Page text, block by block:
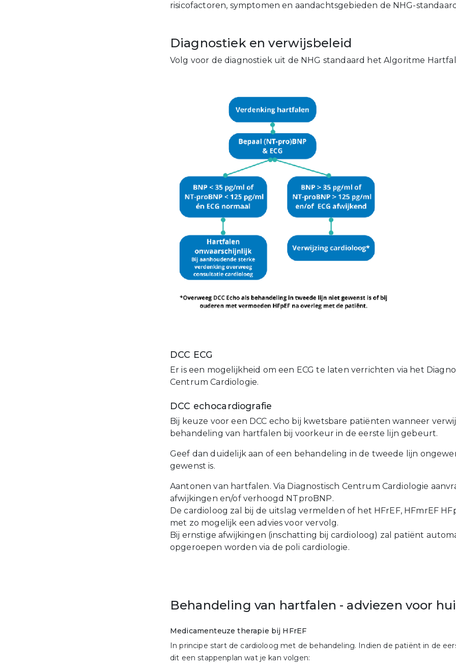
risicofactoren, symptomen en aandachtsgebieden de NHG-
Diagnostiek en verwijsbeleid
Volg voor de diagnostiek uit de NHG standaard het Algoritme
DCC ECG
Er is een mogelijkheid om een ECG te laten verrichten via het
Centrum Cardiologie.
DCC echocardiografie
Bij keuze voor een DCC echo bij kwetsbare patiënten wanneer
behandeling van hartfalen bij voorkeur in de eerste lijn gebeurt.
Geef dan duidelijk aan of een behandeling in de tweede lijn
gewenst is.
Aantonen van hartfalen. Via Diagnostisch Centrum Cardiologie
afwijkingen en/of verhoogd NTproBNP.
De cardioloog zal bij de uitslag vermelden of het HFrEF, HFmrEF
met zo mogelijk een advies voor vervolg.
Bij ernstige afwijkingen (inschatting bij cardioloog) zal patiënt
opgeroepen worden via de poli cardiologie.
Behandeling van hartfalen - adviezen voor
Medicamenteuze therapie bij HFrEF
In principe start de cardioloog met de behandeling. Indien de patiënt in de
dit een stappenplan wat je kan volgen: